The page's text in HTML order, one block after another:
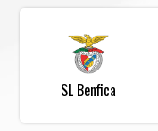
SL Benfica